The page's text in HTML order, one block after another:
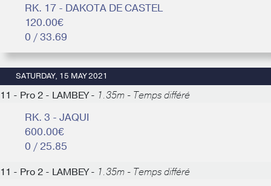
RK. 17 - DAKOTA DE CASTEL
120.00€
0 / 33.69
SATURDAY, 15 MAY 2021
11 - Pro 2 - LAMBEY - 1.35m - Temps différé
RK. 3 - JAQUI
600.00€
0 / 25.85
11 - Pro 2 - LAMBEY - 1.35m - Temps différé